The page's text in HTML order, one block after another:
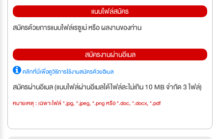
แนบไฟล์สมัคร
สมัครด้วยการแนบไฟล์เรซูเม่ หรือ ผลงานของท่าน
สมัครงานผ่านอีเมล
คลิกที่นี่เพื่อดูวิธีการใช้งานสมัครด้วยอีเมล
สมัครผ่านอีเมล (แนบไฟล์ผ่านอีเมลได้ไฟล์ละไม่เกิน 10 MB จำกัด 3 ไฟล์)
หมายเหตุ : เฉพาะไฟล์ *.jpg, *.jpeg, *.png หรือ *.doc, *.docx, *.pdf